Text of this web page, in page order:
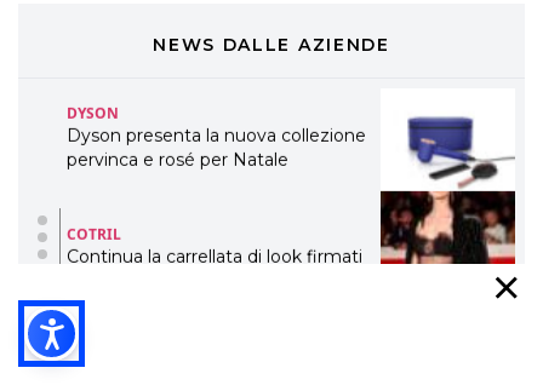
NEWS DALLE AZIENDE
pervinca e rosé per Natale
COTRIL
Continua la carrellata di look firmati
Cotril alla Festa del Cinema di Roma
TONI&GUY
A Natale regala una doppia
TONI&GUY
LABEL.M lancia la sua innovativa ed